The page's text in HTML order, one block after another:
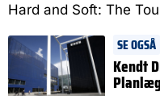
Hard and Soft: The
SE OGSÅ
Kendt